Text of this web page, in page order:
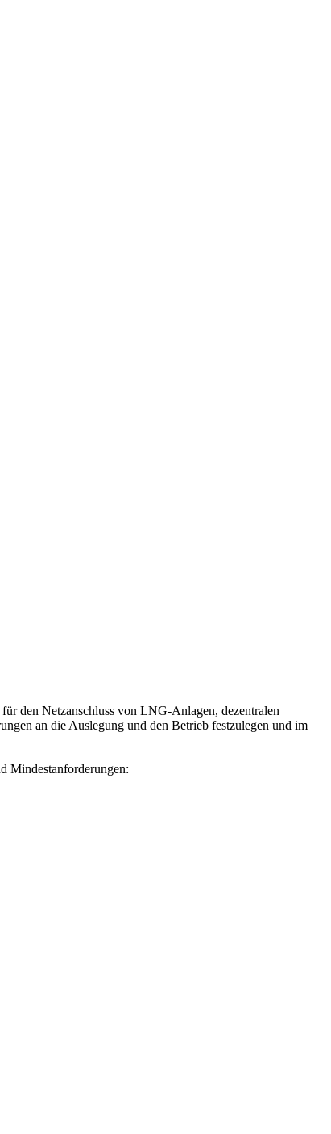
den Netzanschluss von LNG-Anlagen, dezentralen
an die Auslegung und den Betrieb festzulegen und im
Mindestanforderungen: